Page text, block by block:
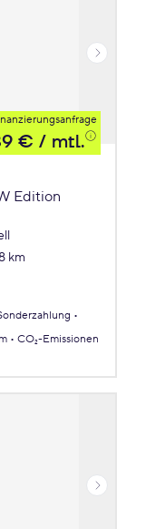
€ / mtl.
Edition
km
CO₂-Emissionen